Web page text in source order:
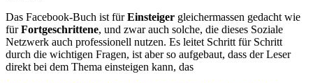
Das Facebook-Buch ist fürEinsteiger gleichermassen gedacht wie
fürFortgeschrittene, und zwar auch solche, die dieses Soziale
Netzwerk auch professionell nutzen. Es leitet Schritt für Schritt
durch die wichtigen Fragen, ist aber so aufgebaut, dass der Leser
direkt bei dem Thema einsteigen kann, das